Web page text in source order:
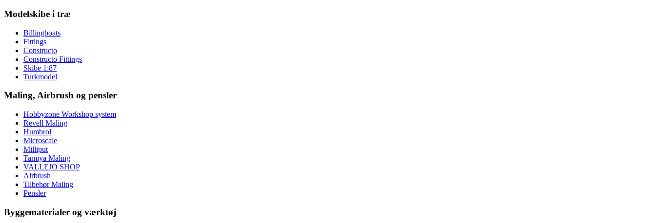
Modelskibe i træ
Billingboats
Fittings
Constructo
Constructo Fittings
Skibe 1:87
Turkmodel
Maling, Airbrush og pensler
Hobbyzone Workshop system
Revell Maling
Humbrol
Microscale
Milliput
Tamiya Maling
VALLEJO SHOP
Airbrush
Tilbehør Maling
Pensler
Byggematerialer og værktøj